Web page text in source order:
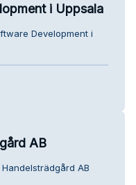
i Uppsala
Development i
AB
AB